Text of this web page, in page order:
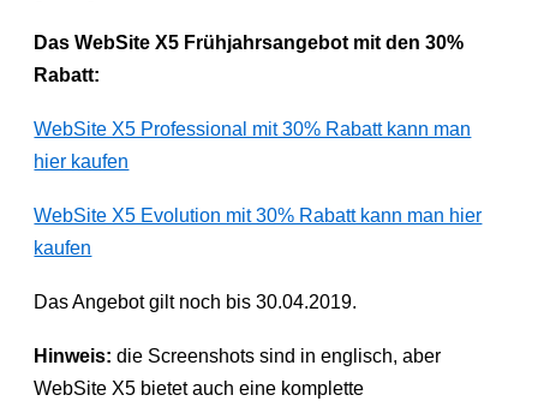
Das WebSite X5 Frühjahrsangebot mit den 30%
Rabatt:
WebSite X5 Professional mit 30% Rabatt kann man
hier kaufen
WebSite X5 Evolution mit 30% Rabatt kann man hier
kaufen
Das Angebot gilt noch bis 30.04.2019.
Hinweis: die Screenshots sind in englisch, aber
WebSite X5 bietet auch eine komplette